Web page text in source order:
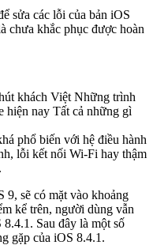
sửa các lỗi của bản iOS
chưa khắc phục được hoàn
khách Việt Những trình
hiện nay Tất cả những gì
phổ biến với hệ điều hành
lỗi kết nối Wi-Fi hay thậm
9, sẽ có mặt vào khoảng
kể trên, người dùng vẫn
Sau đây là một số
gặp của iOS 8.4.1.